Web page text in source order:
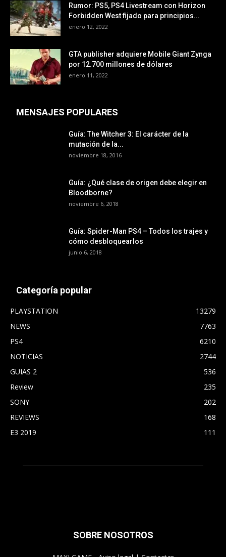
Rumor: PS5, PS4 Livestream con Horizon
Forbidden West fijado para principios...
enero 12, 2022
GTA publisher adquiere Mobile Giant Zynga
por 12.700 millones de dólares
enero 11, 2022
MENSAJES POPULARES
Guía: The Witcher 3: El carácter de la
mutación de la...
noviembre 18, 2016
Guía: ¿Qué clase de origen debe elegir en
Bloodborne?
noviembre 6, 2018
Guía: Spider-Man PS4 – Todos los trajes y
cómo desbloquearlos
junio 6, 2018
Categoría popular
PLAYSTATION
13279
NEWS
7763
PS4
6210
NOTICIAS
2744
GUIAS 2
536
Review
235
SONY
202
REVIEWS
168
E3 2019
111
SOBRE NOSOTROS